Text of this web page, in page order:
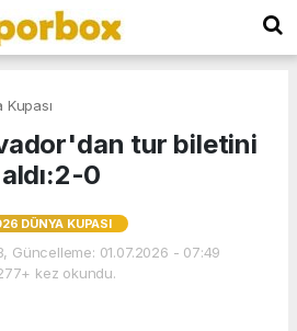
tur biletini
aldı:2-0
DÜNYA KUPASI
Güncelleme: 01.07.2026 - 07:49
kez okundu.